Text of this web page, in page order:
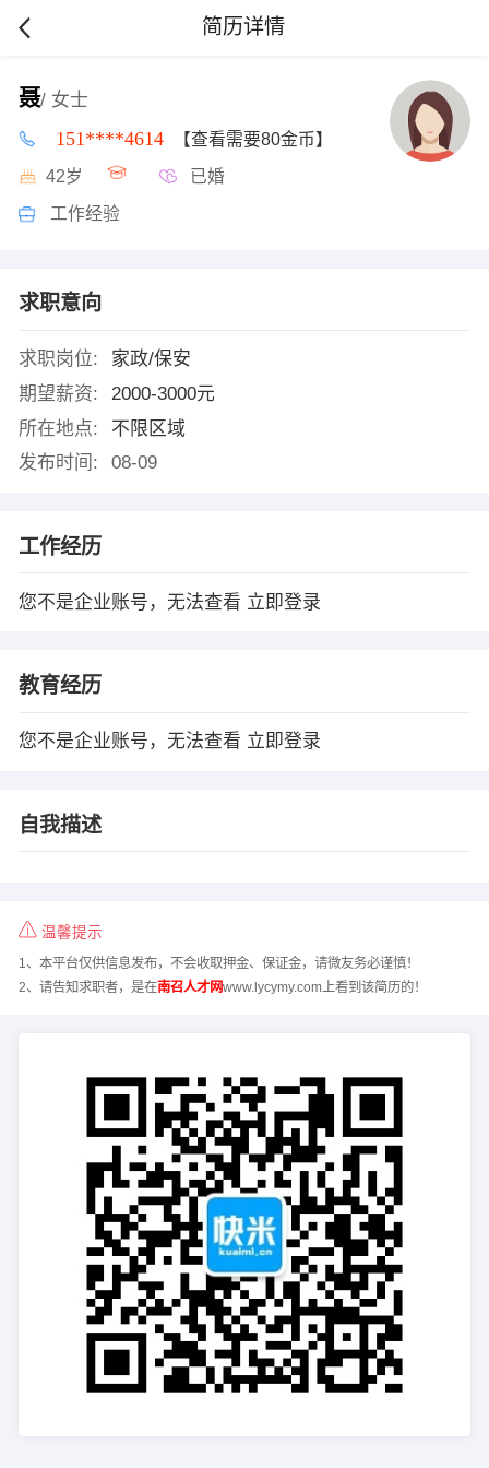
简历详情
聂/ 女士
151****4614 【查看需要80金币】
42岁 已婚
工作经验
求职意向
求职岗位:
家政/保安
期望薪资:
2000-3000元
所在地点:
不限区域
发布时间:
08-09
工作经历
您不是企业账号，无法查看 立即登录
教育经历
您不是企业账号，无法查看 立即登录
自我描述
温馨提示
1、本平台仅供信息发布，不会收取押金、保证金，请微友务必谨慎！
2、请告知求职者，是在南召人才网www.lycymy.com上看到该简历的！